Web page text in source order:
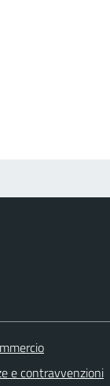
e contravvenzioni